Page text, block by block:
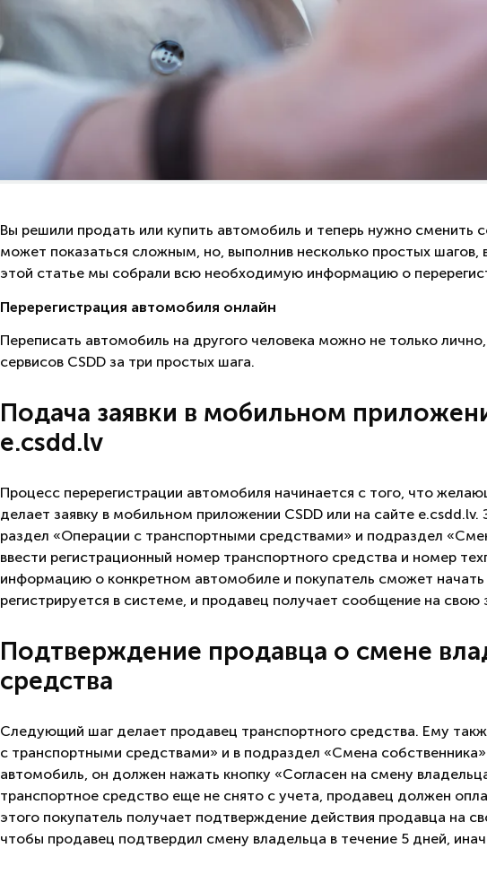
Вы решили продать или купить автомобиль и теперь нужно сменить
может показаться сложным, но, выполнив несколько простых шагов,
этой статье мы собрали всю необходимую информацию о
Перерегистрация автомобиля онлайн
Переписать автомобиль на другого человека можно не только
сервисов CSDD за три простых шага.
Подача заявки в мобильном
e.csdd.lv
Процесс перерегистрации автомобиля начинается с того, что
делает заявку в мобильном приложении CSDD или на сайте
раздел «Операции с транспортными средствами» и подраздел
ввести регистрационный номер транспортного средства и номер
информацию о конкретном автомобиле и покупатель сможет
регистрируется в системе, и продавец получает сообщение на свою
Подтверждение продавца о смене
средства
Следующий шаг делает продавец транспортного средства. Ему
с транспортными средствами» и в подраздел «Смена
автомобиль, он должен нажать кнопку «Согласен на смену
транспортное средство еще не снято с учета, продавец должен
этого покупатель получает подтверждение действия продавца на
чтобы продавец подтвердил смену владельца в течение 5 дней,